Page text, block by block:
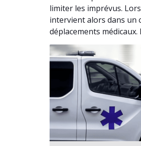
limiter les imprévus.
intervient alors dans un
déplacements